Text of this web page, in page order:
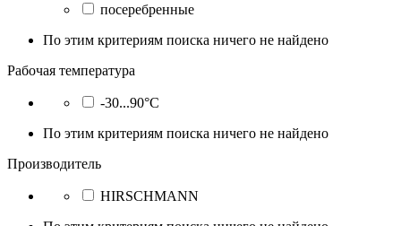
посеребренные
По этим критериям поиска ничего не найдено
Рабочая температура
-30...90°C
По этим критериям поиска ничего не найдено
Производитель
HIRSCHMANN